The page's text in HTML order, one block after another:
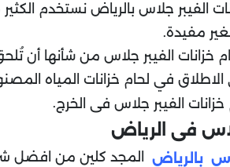
جلاس بالرياض نستخدم
مفيدة.
الفيبر جلاس من شأنها أن
في لحام خزانات المياه
خزانات الفيبر جلاس فى الخرج.
فى الرياض
بالرياض المجد كلين من افضل